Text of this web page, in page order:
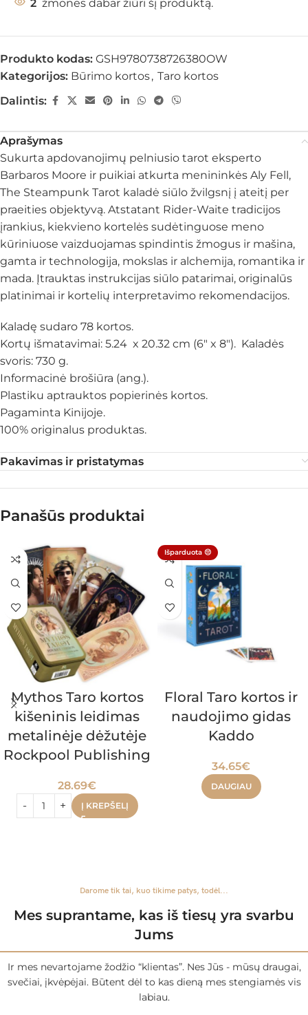
2 žmonės dabar žiūri šį produktą.
Produkto kodas: GSH9780738726380OW
Kategorijos: Būrimo kortos, Taro kortos
Dalintis:
Aprašymas
Sukurta apdovanojimų pelniusio tarot eksperto
Barbaros Moore ir puikiai atkurta menininkės Aly Fell,
The Steampunk Tarot kaladė siūlo žvilgsnį į ateitį per
praeities objektyvą. Atstatant Rider-Waite tradicijos
įrankius, kiekvieno kortelės sudėtinguose meno
kūriniuose vaizduojamas spindintis žmogus ir mašina,
gamta ir technologija, mokslas ir alchemija, romantika ir
mada. Įtrauktas instrukcijas siūlo patarimai, originalūs
platinimai ir kortelių interpretavimo rekomendacijos.
Kaladę sudaro 78 kortos.
Kortų išmatavimai: 5.24 x 20.32 cm (6″ x 8″). Kaladės
svoris: 730 g.
Informacinė brošiūra (ang.).
Plastiku aptrauktos popierinės kortos.
Pagaminta Kinijoje.
100% originalus produktas.
Pakavimas ir pristatymas
Panašūs produktai
Mythos Taro kortos
kišeninis leidimas
metalinėje dėžutėje
Rockpool Publishing
28.69€
Į KREPŠELĮ
Išparduota 😔
Floral Taro kortos ir
naudojimo gidas
Kaddo
34.65€
DAUGIAU
Darome tik tai, kuo tikime patys, todėl...
Mes suprantame, kas iš tiesų yra svarbu
Jums
Ir mes nevartojame žodžio “klientas”. Nes Jūs - mūsų draugai,
svečiai, įkvėpėjai. Būtent dėl to kas dieną mes stengiamės vis
labiau.